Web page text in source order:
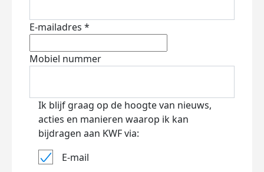
E-mailadres *
Mobiel nummer
Ik blijf graag op de hoogte van nieuws,
acties en manieren waarop ik kan
bijdragen aan KWF via:
E-mail